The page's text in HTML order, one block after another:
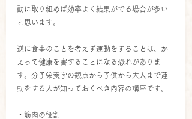
動に取り組めば効率よく結果がでる場合が多い
と思います。
逆に食事のことを考えず運動をすることは、か
えって健康を害することになる恐れがありま
す。分子栄養学の観点から子供から大人まで運
動をする人が知っておくべき内容の講座です。
・筋肉の役割